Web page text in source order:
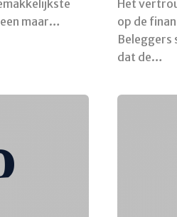
maar…
Het
op de
Beleggers
dat de…